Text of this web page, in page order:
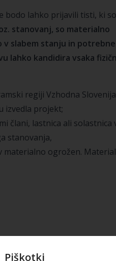
bodo lahko prijavili tisti, ki so
stanovanj, so materialno
v slabem stanju in potrebne
lahko kandidira vsaka
regiji Vzhodna
izvedla projekt;
člani, lastnica ali solastnica
stanovanja,
materialno ogrožen.
da družinska skupnost
Piškotki